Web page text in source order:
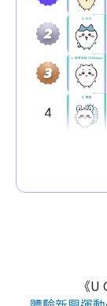
《